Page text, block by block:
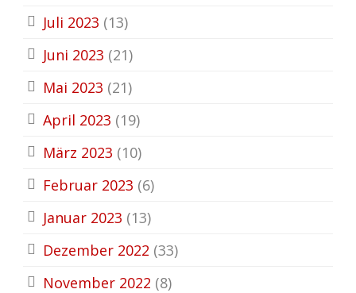
Juli 2023 (13)
Juni 2023 (21)
Mai 2023 (21)
April 2023 (19)
März 2023 (10)
Februar 2023 (6)
Januar 2023 (13)
Dezember 2022 (33)
November 2022 (8)